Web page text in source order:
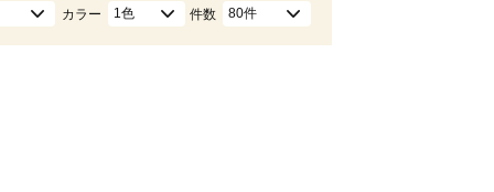
カラー 1色 件数 80件